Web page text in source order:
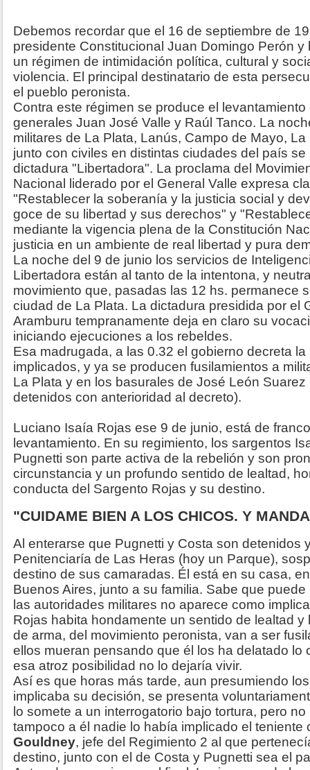
Debemos recordar que el 16 de septiembre de
presidente Constitucional Juan Domingo Perón
un régimen de intimidación política, cultural y
violencia. El principal destinatario de esta
el pueblo peronista.
Contra este régimen se produce el
generales Juan José Valle y Raúl Tanco. La
militares de La Plata, Lanús, Campo de Mayo,
junto con civiles en distintas ciudades del país
dictadura "Libertadora". La proclama del
Nacional liderado por el General Valle expresa
"Restablecer la soberanía y la justicia social y
goce de su libertad y sus derechos" y
mediante la vigencia plena de la Constitución
justicia en un ambiente de real libertad y pura
La noche del 9 de junio los servicios de
Libertadora están al tanto de la intentona, y
movimiento que, pasadas las 12 hs. permanece
ciudad de La Plata. La dictadura presidida por el
Aramburu tempranamente deja en claro su
iniciando ejecuciones a los rebeldes.
Esa madrugada, a las 0.32 el gobierno decreta
implicados, y ya se producen fusilamientos a
La Plata y en los basurales de José León
detenidos con anterioridad al decreto).
Luciano Isaía Rojas ese 9 de junio, está de
levantamiento. En su regimiento, los sargentos
Pugnetti son parte activa de la rebelión y son
circunstancia y un profundo sentido de lealtad,
conducta del Sargento Rojas y su destino.
"CUIDAME BIEN A LOS CHICOS. Y
Al enterarse que Pugnetti y Costa son detenidos
Penitenciaría de Las Heras (hoy un Parque),
destino de sus camaradas. Él está en su casa,
Buenos Aires, junto a su familia. Sabe que
las autoridades militares no aparece como
Rojas habita hondamente un sentido de lealtad
de arma, del movimiento peronista, van a ser
ellos mueran pensando que él los ha delatado lo
esa atroz posibilidad no lo dejaría vivir.
Así es que horas más tarde, aun presumiendo
implicaba su decisión, se presenta
lo somete a un interrogatorio bajo tortura, pero
tampoco a él nadie lo había implicado el teniente
Gouldney, jefe del Regimiento 2 al que
destino, junto con el de Costa y Pugnetti sea el